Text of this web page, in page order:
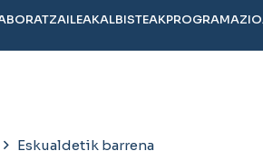
ALBISTEAK
Eskualdetik barrena